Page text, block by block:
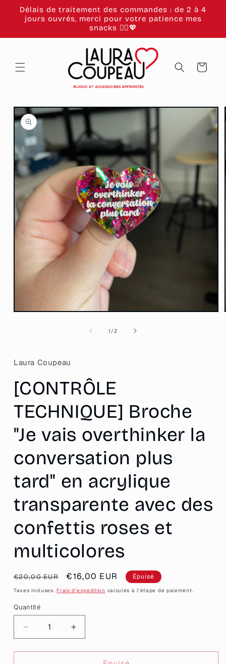
passer
Délais de traitement des commandes : de 2 à 4
jours ouvrés, merci pour votre patience mes
snacks 🙂‍↕️💖
Panier
Passer aux
informations
produits
Ouvrir
fenêtre
modale
1 /de
2
Laura Coupeau
[CONTRÔLE
TECHNIQUE] Broche
"Je vais overthinker la
conversation plus
tard" en acrylique
transparente avec des
confettis roses et
multicolores
Prix
habituel
€20,00 EUR
Prix
promotionnel
€16,00 EUR Épuisé
Taxes incluses. Frais d'expédition calculés à l'étape de paiement.
Quantité
Quantité
Réduire
la
quantité
Augmenter
la
quantité